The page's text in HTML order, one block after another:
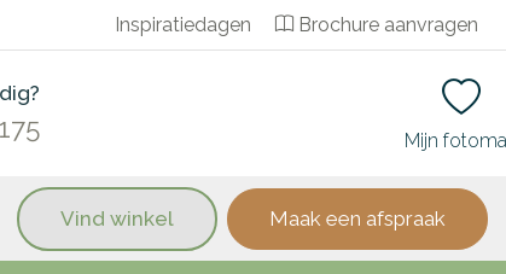
Inspiratiedagen Brochure aanvragen
Mijn
Vind winkel Maak een afspraak